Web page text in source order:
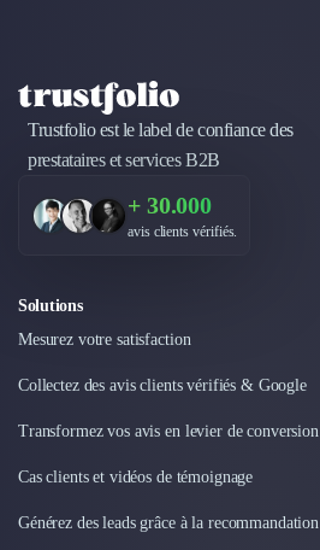
Financement de matériel ou équipement
Due Diligence
Solutions de Paiement
Fiscalité
UX & UI Design
Design Industriel
Packaging & Emballages
Téléphonie & Télécommunication
BI, Analytics & Big Data
Trustfolio est le label de confiance des
prestataires et services B2B
+ 30.000
avis clients vérifiés.
Solutions
Mesurez votre satisfaction
Collectez des avis clients vérifiés & Google
Transformez vos avis en levier de conversion
Cas clients et vidéos de témoignage
Générez des leads grâce à la recommandation